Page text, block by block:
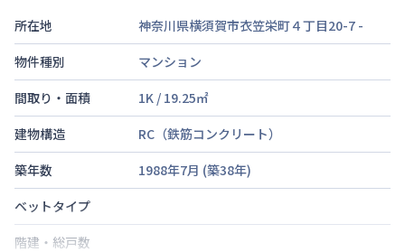
所在地 神奈川県横須賀市衣笠栄町４丁目20-7 -
物件種別
マンション
間取り・面積
1K / 19.25㎡
建物構造
RC（鉄筋コンクリート）
築年数
1988年7月 (築38年)
ベットタイプ
階建・総戸数